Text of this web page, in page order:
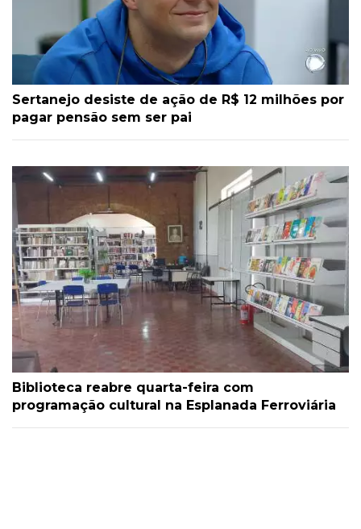
Sertanejo desiste de ação de R$ 12 milhões por
pagar pensão sem ser pai
Biblioteca reabre quarta-feira com
programação cultural na Esplanada Ferroviária